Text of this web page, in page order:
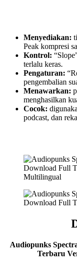
Menyediakan:
Peak kompresi
Kontrol:
terlalu keras.
Pengaturan:
pengembalian
Menawarkan:
menghasilkan
Cocok:
podcast, dan
Audiopunks
Terbaru